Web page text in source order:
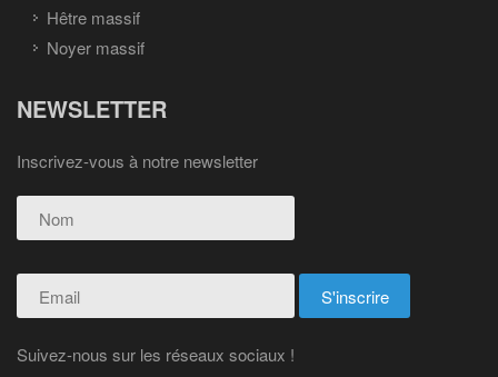
Hêtre massif
Noyer massif
NEWSLETTER
Inscrivez-vous à notre newsletter
Suivez-nous sur les réseaux sociaux !